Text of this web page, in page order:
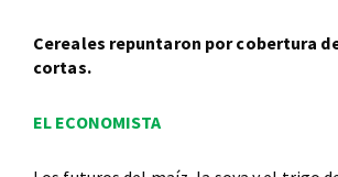
Cereales repuntaron por cobertura
cortas.
EL ECONOMISTA